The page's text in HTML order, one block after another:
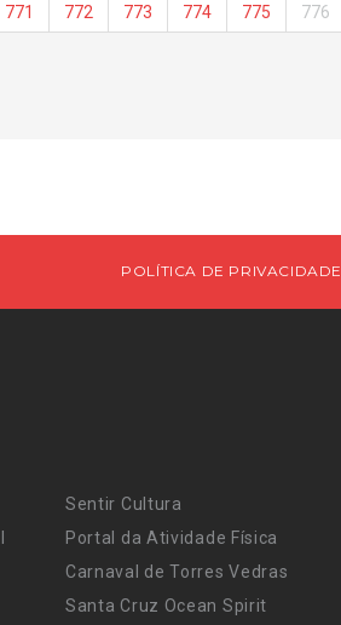
771 772 773 774 775 776
POLÍTICA DE PRIVACIDADE
Sentir Cultura
Portal da Atividade Física
Carnaval de Torres Vedras
Santa Cruz Ocean Spirit